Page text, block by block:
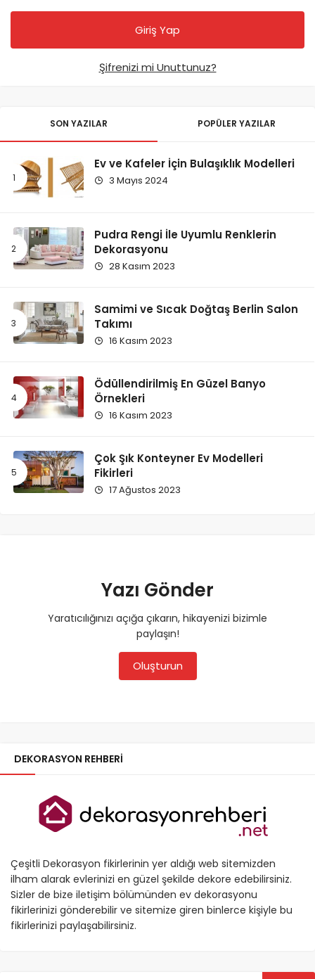
Şifrenizi mi Unuttunuz?
SON YAZILAR POPÜLER YAZILAR
Ev ve Kafeler İçin Bulaşıklık Modelleri
3 Mayıs 2024
Pudra Rengi İle Uyumlu Renklerin
Dekorasyonu
28 Kasım 2023
Samimi ve Sıcak Doğtaş Berlin Salon
Takımı
16 Kasım 2023
Ödüllendirilmiş En Güzel Banyo
Örnekleri
16 Kasım 2023
Çok Şık Konteyner Ev Modelleri
Fikirleri
17 Ağustos 2023
Yazı Gönder
Yaratıcılığınızı açığa çıkarın, hikayenizi bizimle
paylaşın!
Oluşturun
DEKORASYON REHBERI
Çeşitli Dekorasyon fikirlerinin yer aldığı web sitemizden
ilham alarak evlerinizi en güzel şekilde dekore edebilirsiniz.
Sizler de bize iletişim bölümünden ev dekorasyonu
fikirlerinizi gönderebilir ve sitemize giren binlerce kişiyle bu
fikirlerinizi paylaşabilirsiniz.